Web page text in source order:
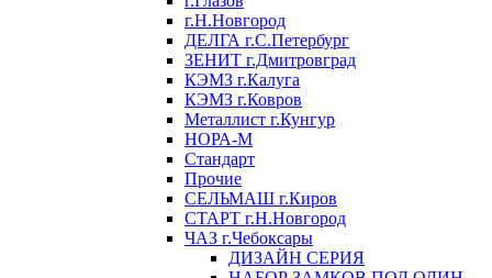
г.Н.Новгород
ДЕЛГА г.С.Петербург
ЗЕНИТ г.Дмитровград
КЭМЗ г.Калуга
КЭМЗ г.Ковров
Металлист г.Кунгур
НОРА-М
Стандарт
Прочие
СЕЛЬМАШ г.Киров
СТАРТ г.Н.Новгород
ЧАЗ г.Чебоксары
ДИЗАЙН СЕРИЯ